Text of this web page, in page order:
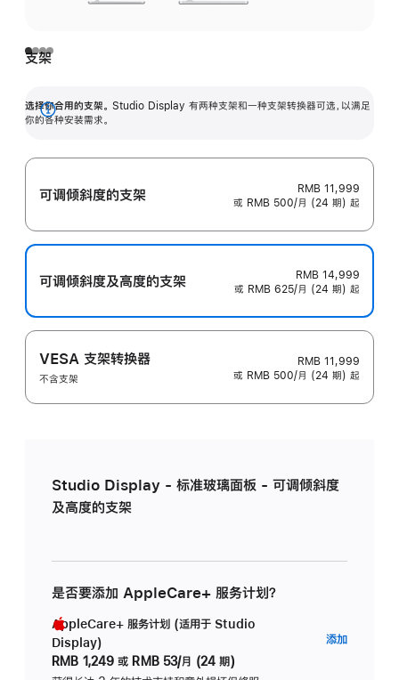
支架
选择你合用的支架。 Studio Display 有两种支架和一种支架转换器可选，以满足
你的各种安装需求。
展
可调倾斜度的支架
RMB 11,999
或 RMB 500/月 (24 期) 起
可调倾斜度及高‍度的支‍架
RMB 14,999
或 RMB 625/月 (24 期) 起
VESA 支架转换器
不含支架
RMB 11,999
或 RMB 500/月 (24 期) 起
Studio Display - 标准玻璃面板 - 可调倾斜度
及高度的支架
是否要添加 AppleCare+ 服务计划？
AppleCare+ 服务计划 (适用于 Studio
Display)
RMB 1,249 或 RMB 53/月 (24 期)
添加